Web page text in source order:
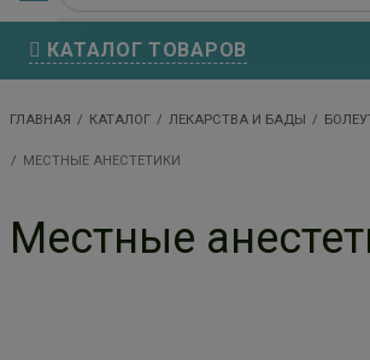
КАТАЛОГ ТОВАРОВ
ГЛАВНАЯ КАТАЛОГ ЛЕКАРСТВА И БАДЫ
МЕСТНЫЕ АНЕСТЕТИКИ
Местные